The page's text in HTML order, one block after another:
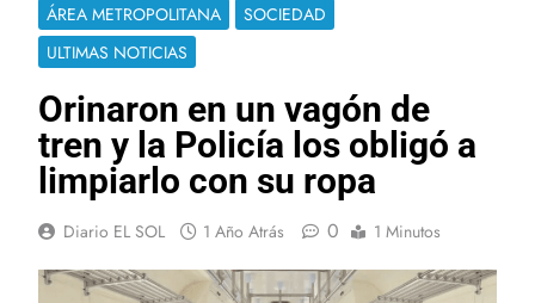
ÁREA METROPOLITANA
SOCIEDAD
ULTIMAS NOTICIAS
Orinaron en un vagón de
tren y la Policía los obligó a
limpiarlo con su ropa
Diario EL SOL 1 Año Atrás 0 1 Minutos